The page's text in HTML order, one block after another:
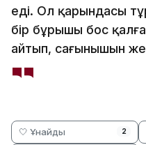
еді. Ол қарындасы
бір бұрышы бос
айтып, сағынышын
🤍 Ұнайды 2